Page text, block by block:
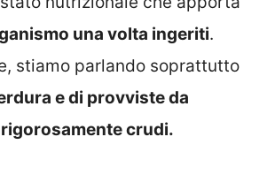
una volta ingeriti.
stiamo parlando soprattutto
e di provviste da
crudi.